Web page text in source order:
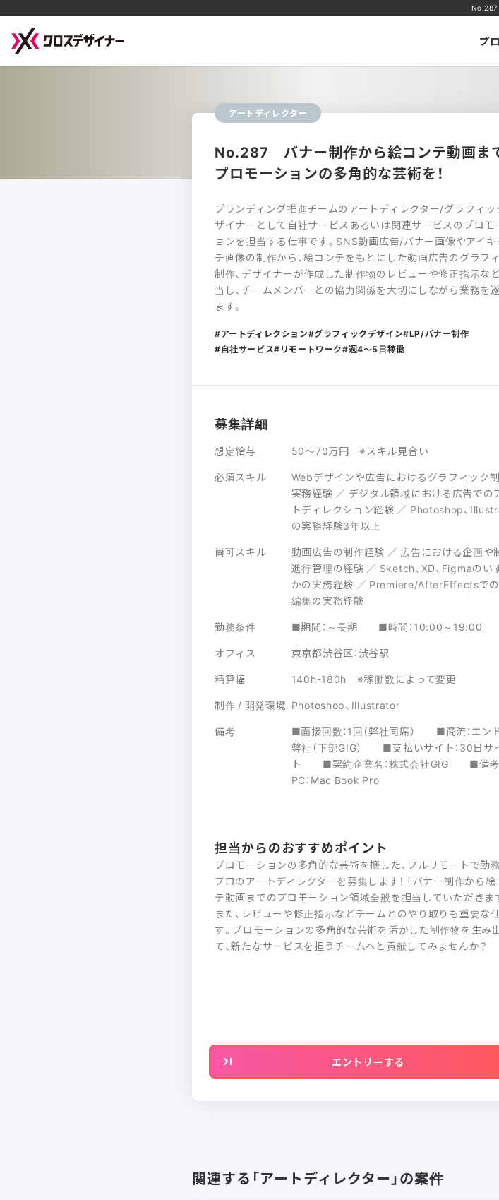
No.287
プ
アートディレクター
No.287 バナー制作から絵コンテ動画ま
プロモーションの多角的な芸術を！
ブランディング推進チームのアートディレクター/グラフィッ
ザイナーとして自社サービスあるいは関連サービスのプロモ
ョンを担当する仕事です。SNS動画広告/バナー画像やアイキ
チ画像の制作から、絵コンテをもとにした動画広告のグラフ
制作、デザイナーが作成した制作物のレビューや修正指示な
当し、チームメンバーとの協力関係を大切にしながら業務を
ます。
アートディレクション グラフィックデザイン LP/バナー制作
自社サービス リモートワーク 週4〜5日稼働
募集詳細
想定給与
50～70万円 ※スキル見合い
必須スキル
Webデザインや広告におけるグラフィック
実務経験 ／ デジタル領域における広告での
トディレクション経験 ／ Photoshop、
の実務経験3年以上
尚可スキル
動画広告の制作経験 ／ 広告における企画や
進行管理の経験 ／ Sketch、XD、Figmaのい
かの実務経験 ／ Premiere/AfterEffectsで
編集の実務経験
勤務条件
■期間：～長期 ■時間：10:00～19:00
オフィス
東京都渋谷区：渋谷駅
精算幅
140h-180h ※稼働数によって変更
制作 / 開発環境 Photoshop、Illustrator
備考
■面接回数：1回（弊社同席） ■商流：エン
弊社（下部GIG） ■支払いサイト：30日サ
ト ■契約企業名：株式会社GIG ■備考
PC：Mac Book Pro
担当からのおすすめポイント
プロモーションの多角的な芸術を擁した、フルリモートで勤
プロのアートディレクターを募集します！ 「バナー制作から絵
テ動画までのプロモーション領域全般を担当していただきま
また、レビューや修正指示などチームとのやり取りも重要な
す。プロモーションの多角的な芸術を活かした制作物を生み
て、新たなサービスを担うチームへと貢献してみませんか？
エントリーする
関連する「アートディレクター」の案件